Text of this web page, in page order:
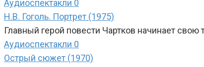
Аудиоспектакли 0
Н.В. Гоголь. Портрет (1975)
Главный герой повести Чартков начинает
Аудиоспектакли 0
Острый сюжет (1970)